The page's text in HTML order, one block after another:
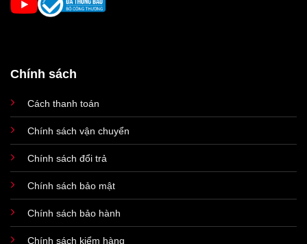
các đối thủ khác khi được tích hợp con chip xử lý hàng đầu
ROM 64GB.
Chính sách
Cách thanh toán
Chính sách vận chuyển
Chính sách đổi trả
Chính sách bảo mật
Chính sách bảo hành
Chính sách kiểm hàng